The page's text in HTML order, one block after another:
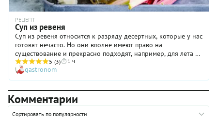
РЕЦЕПТ
Суп из ревеня
Суп из ревеня относится к разряду десертных, которые у нас
готовят нечасто. Но они вполне имеют право на
существование и прекрасно подходят, например, для лета —
если их есть холодными, разумеется. Суп из ревеня, скорее
всего, понравится детям, которые первое не очень любят в
принципе, а особенно в жару. Так вот, приготовьте это
блюдо по нашему рецепту и предложите маленьким
непоседам! Вкусный суп из ревеня не только принесет
пользу детскому организму, но и утолит голод, особенно
если в тарелку добавить сливки, а отдельно подать сухое
5 (3) 1 ч
gastronom
Комментарии
Сортировать по популярности